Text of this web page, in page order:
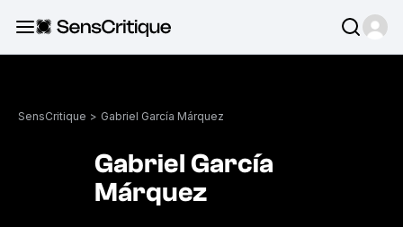
SensCritique > Gabriel García Márquez
Gabriel García
Márquez